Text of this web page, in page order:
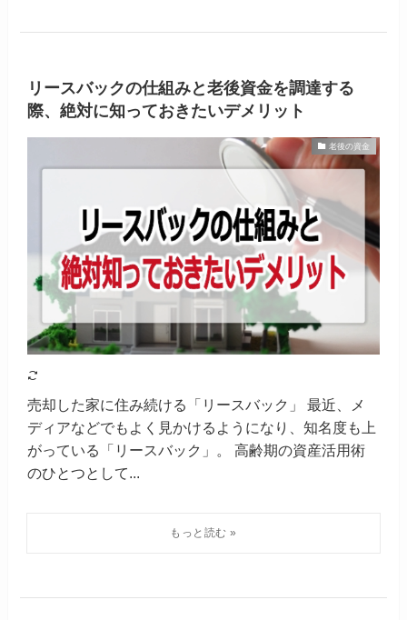
リースバックの仕組みと老後資金を調達する
際、絶対に知っておきたいデメリット
老後の資金
売却した家に住み続ける「リースバック」 最近、メ
ディアなどでもよく見かけるようになり、知名度も上
がっている「リースバック」。 高齢期の資産活用術
のひとつとして...